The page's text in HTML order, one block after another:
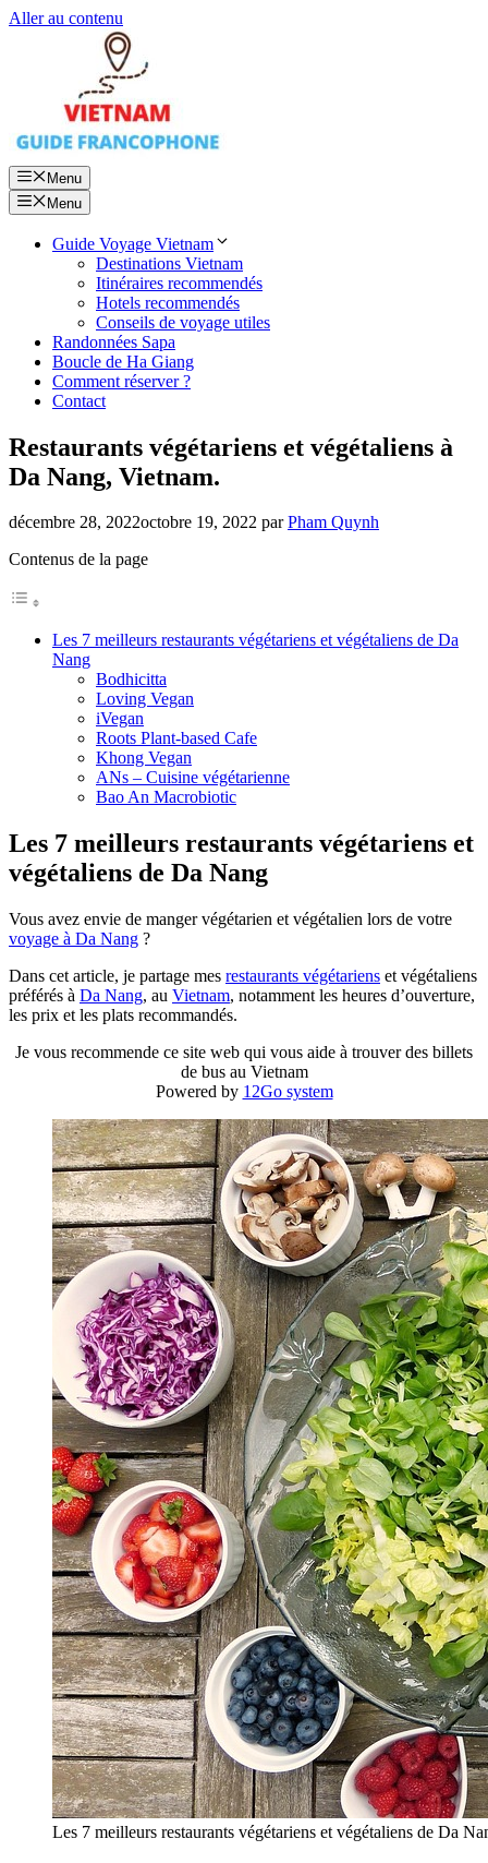
Aller au contenu
Menu
Menu
Guide Voyage Vietnam
Destinations Vietnam
Itinéraires recommendés
Hotels recommendés
Conseils de voyage utiles
Randonnées Sapa
Boucle de Ha Giang
Comment réserver ?
Contact
Restaurants végétariens et végétaliens à
Da Nang, Vietnam.
décembre 28, 2022octobre 19, 2022 parPham Quynh
Contenus de la page
Les 7 meilleurs restaurants végétariens et végétaliens de Da
Nang
Bodhicitta
Loving Vegan
iVegan
Roots Plant-based Cafe
Khong Vegan
ANs – Cuisine végétarienne
Bao An Macrobiotic
Les 7 meilleurs restaurants végétariens et
végétaliens de Da Nang
Vous avez envie de manger végétarien et végétalien lors de votre
voyage à Da Nang ?
Dans cet article, je partage mes restaurants végétariens et végétaliens
préférés à Da Nang, au Vietnam, notamment les heures d’ouverture,
les prix et les plats recommandés.
Je vous recommende ce site web qui vous aide à trouver des billets
de bus au Vietnam
Powered by 12Go system
Les 7 meilleurs restaurants végétariens et végétaliens de Da